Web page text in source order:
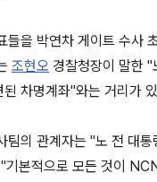
들을 박연차 게이트 수사
조현오 경찰청장이 말한 "
차명계좌"와는 거리가
팀의 관계자는 "노 전 대
기본적으로 모든 것이